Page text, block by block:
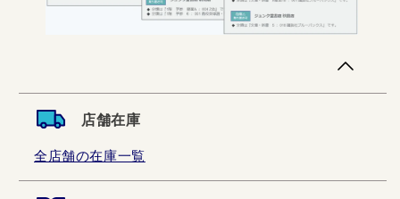
店舗在庫
全店舗の在庫一覧